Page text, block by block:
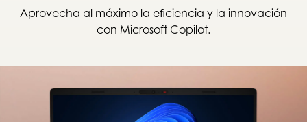
Aprovecha al máximo la eficiencia y la innovación
con Microsoft Copilot.